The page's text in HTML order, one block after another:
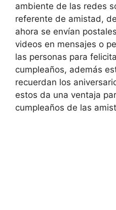
ambiente de las redes
referente de amistad,
ahora se envían
videos en mensajes o
las personas para
cumpleaños, además
recuerdan los
estos da una ventaja
cumpleaños de las